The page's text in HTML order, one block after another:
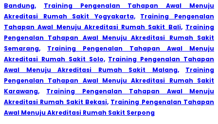
Bandung,
Training Pengenalan Tahapan Awal Menuju
Akreditasi Rumah Sakit Yogyakarta,
Training Pengenalan
Tahapan Awal Menuju Akreditasi Rumah Sakit Bali, Training
Pengenalan Tahapan Awal Menuju Akreditasi Rumah Sakit
Semarang,
Training Pengenalan Tahapan Awal Menuju
Akreditasi Rumah Sakit Solo, Training Pengenalan Tahapan
Awal Menuju Akreditasi Rumah Sakit Malang,
Training
Pengenalan Tahapan Awal Menuju Akreditasi Rumah Sakit
Karawang,
Training Pengenalan Tahapan Awal Menuju
Akreditasi Rumah Sakit Bekasi, Training Pengenalan Tahapan
Awal Menuju Akreditasi Rumah Sakit Serpong